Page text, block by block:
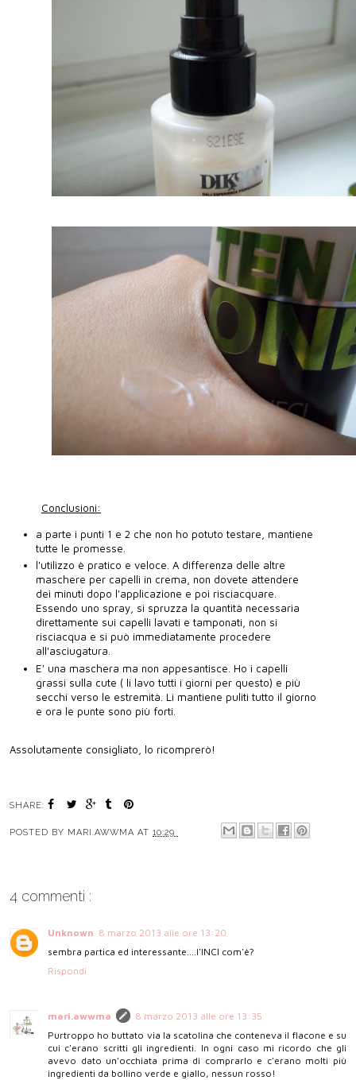
Conclusioni:
a parte i punti 1 e 2 che non ho potuto testare, mantiene
tutte le promesse.
l'utilizzo è pratico e veloce. A differenza delle altre
maschere per capelli in crema, non dovete attendere
dei minuti dopo l'applicazione e poi risciacquare.
Essendo uno spray, si spruzza la quantità necessaria
direttamente sui capelli lavati e tamponati, non si
risciacqua e si può immediatamente procedere
all'asciugatura.
E' una maschera ma non appesantisce. Ho i capelli
grassi sulla cute ( li lavo tutti i giorni per questo) e più
secchi verso le estremità. Li mantiene puliti tutto il giorno
e ora le punte sono più forti.
Assolutamente consigliato, lo ricomprerò!
SHARE:
POSTED BY MARI.AWWMA AT 10:29
4 commenti :
Unknown 8 marzo 2013 alle ore 13:20
sembra partica ed interessante....l'INCI com'è?
Rispondi
mari.awwma
8 marzo 2013 alle ore 13:35
Purtroppo ho buttato via la scatolina che conteneva il flacone e su
cui c'erano scritti gli ingredienti. In ogni caso mi ricordo che gli
avevo dato un'occhiata prima di comprarlo e c'erano molti più
ingredienti da bollino verde e giallo, nessun rosso!